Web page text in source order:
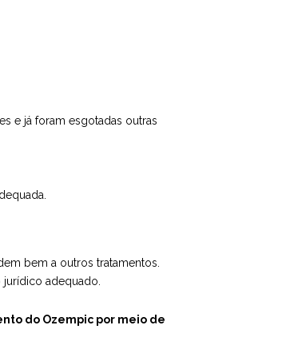
e já foram esgotadas outras
bem a outros tratamentos.
adequado.
do Ozempic por meio de